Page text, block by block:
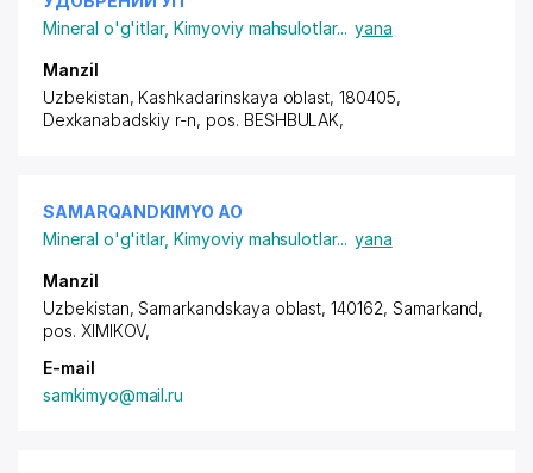
Mineral o'g'itlar,Kimyoviy mahsulotlar... yana
Manzil
Uzbekistan, Kashkadarinskaya oblast, 180405,
Dexkanabadskiy r-n, pos. BESHBULAK,
SAMARQANDKIMYO АО
Mineral o'g'itlar,Kimyoviy mahsulotlar... yana
Manzil
Uzbekistan, Samarkandskaya oblast, 140162, Samarkand,
pos. XIMIKOV,
E-mail
samkimyo@mail.ru